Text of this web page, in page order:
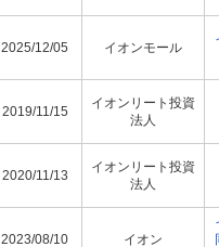
2025/12/05 イオンモール
2019/11/15
イオンリート投資
法人
2020/11/13
イオンリート投資
法人
2023/08/10 イオン